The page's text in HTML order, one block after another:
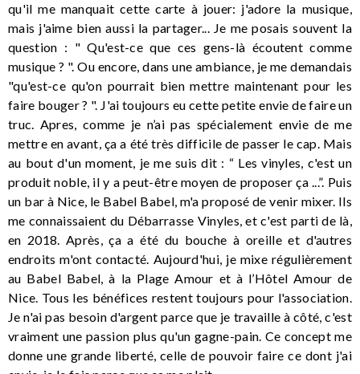
qu'il me manquait cette carte à jouer: j'adore la musique,
mais j'aime bien aussi la partager... Je me posais souvent la
question : " Qu'est-ce que ces gens-là écoutent comme
musique ? ". Ou encore, dans une ambiance, je me demandais
"qu'est-ce qu'on pourrait bien mettre maintenant pour les
faire bouger ? ". J'ai toujours eu cette petite envie de faire un
truc. Apres, comme je n’ai pas spécialement envie de me
mettre en avant, ça a été très difficile de passer le cap. Mais
au bout d'un moment, je me suis dit : “ Les vinyles, c'est un
produit noble, il y a peut-être moyen de proposer ça ...”. Puis
un bar à Nice, le Babel Babel, m'a proposé de venir mixer. Ils
me connaissaient du Débarrasse Vinyles, et c'est parti de là,
en 2018. Après, ça a été du bouche à oreille et d'autres
endroits m'ont contacté. Aujourd'hui, je mixe régulièrement
au Babel Babel, à la Plage Amour et à l’Hôtel Amour de
Nice. Tous les bénéfices restent toujours pour l'association.
Je n'ai pas besoin d'argent parce que je travaille à côté, c'est
vraiment une passion plus qu'un gagne-pain. Ce concept me
donne une grande liberté, celle de pouvoir faire ce dont j'ai